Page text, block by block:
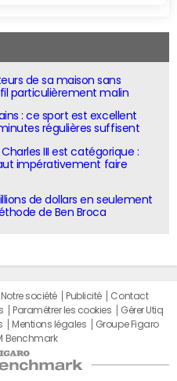
de sa maison sans
particulièrement malin
: ce sport est excellent
régulières suffisent
III est catégorique :
impérativement faire
de dollars en seulement
de Ben Broca
Notre société Publicité
Contact
Paramétrer les cookies
Gérer Utiq
Mentions légales
Groupe Figaro
Benchmark